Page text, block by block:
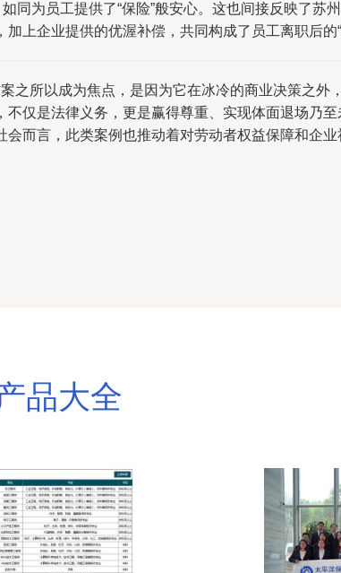
同为员工提供了“保险”般安心。这也间接反映了苏
上企业提供的优渥补偿，共同构成了员工离职后的“
之所以成为焦点，是因为它在冰冷的商业决策之外
仅是法律义务，更是赢得尊重、实现体面退场乃
而言，此类案例也推动着对劳动者权益保障和企业
品大全